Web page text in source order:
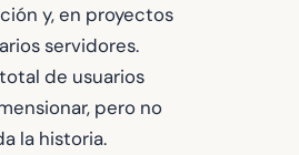
y, en proyectos
servidores.
de usuarios
pero no
la historia.